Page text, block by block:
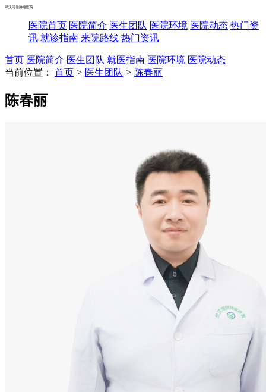
武汉珂信肿瘤医院
医院首页 医院简介 医生团队 医院环境 医院动态 热门资
讯 就诊指南 来院路线 热门资讯
首页 医院简介 医生团队 就医指南 医院环境 医院动态
当前位置： 首页 > 医生团队 > 陈春丽
陈春丽